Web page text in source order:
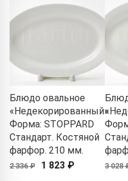
Блюдо овальное
«Недекорированный»
Форма: STOPPARD
Стандарт. Костяной
фарфор. 210 мм.
2 336 ₽ 1 823 ₽ 3 028